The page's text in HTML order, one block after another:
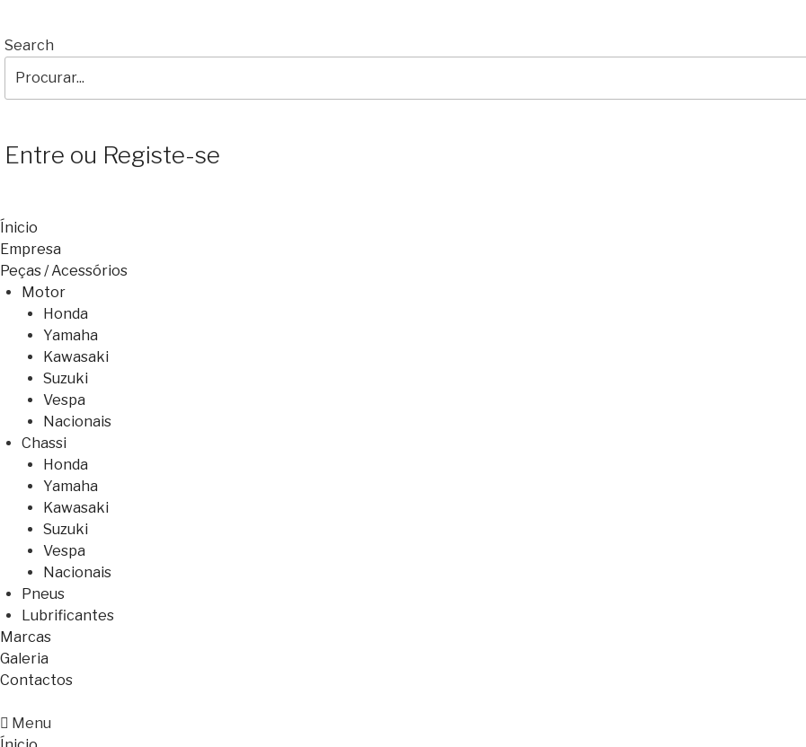
Search
Entre ou Registe-se
Ínicio
Empresa
Peças / Acessórios
Motor
Honda
Yamaha
Kawasaki
Suzuki
Vespa
Nacionais
Chassi
Honda
Yamaha
Kawasaki
Suzuki
Vespa
Nacionais
Pneus
Lubrificantes
Marcas
Galeria
Contactos
Menu